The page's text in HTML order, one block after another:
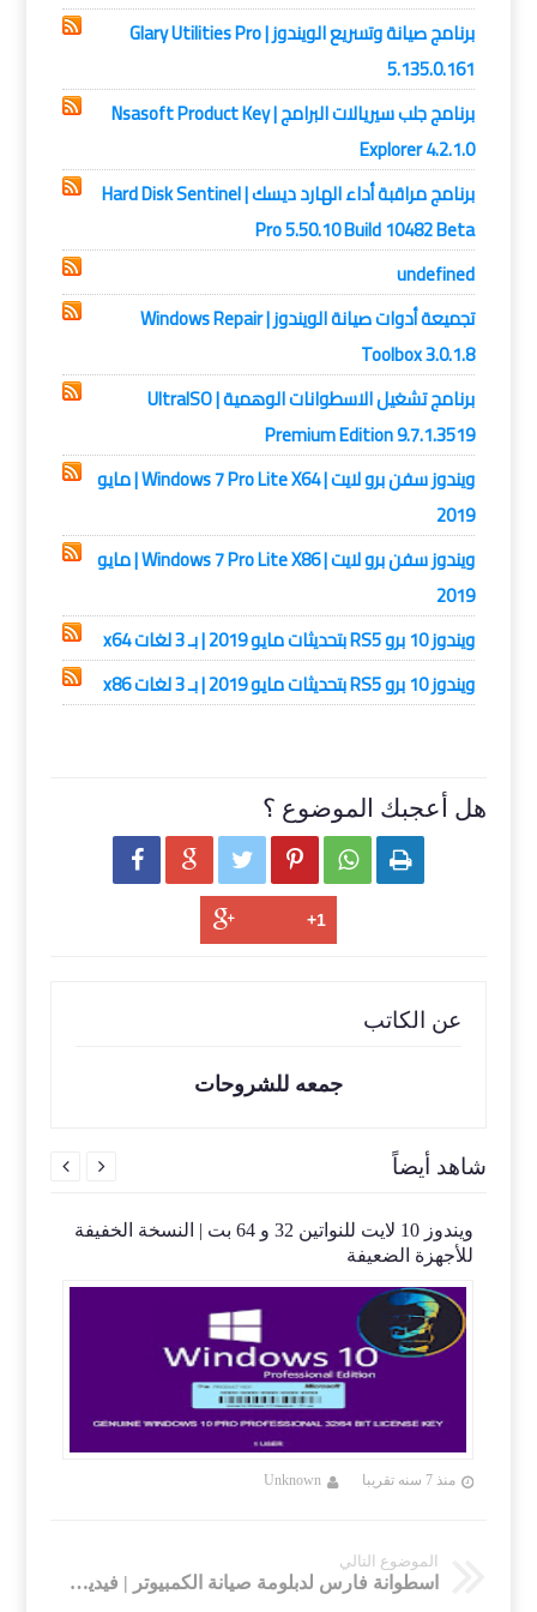
برنامج صيانة وتسريع الويندوز | Glary Utilities Pro
5.135.0.161
برنامج جلب سيريالات البرامج | Nsasoft Product Key
Explorer 4.2.1.0
برنامج مراقبة أداء الهارد ديسك | Hard Disk Sentinel
Pro 5.50.10 Build 10482 Beta
undefined
تجميعة أدوات صيانة الويندوز | Windows Repair
Toolbox 3.0.1.8
برنامج تشغيل الاسطوانات الوهمية | UltraISO
Premium Edition 9.7.1.3519
ويندوز سفن برو لايت | Windows 7 Pro Lite X64 | مايو
2019
ويندوز سفن برو لايت | Windows 7 Pro Lite X86 | مايو
2019
ويندوز 10 برو RS5 بتحديثات مايو 2019 | بـ 3 لغات x64
ويندوز 10 برو RS5 بتحديثات مايو 2019 | بـ 3 لغات x86
هل أعجبك الموضوع ؟
     
عن الكاتب
جمعه للشروحات
شاهد أيضاً
ويندوز 10 لايت للنواتين 32 و 64 بت | النسخة الخفيفة
للأجهزة الضعيفة
منذ 7 سنه تقريبا Unknown
 
الموضوع التالي
اسطوانة فارس لدبلومة صيانة الكمبيوتر | فيديو وبالعربى